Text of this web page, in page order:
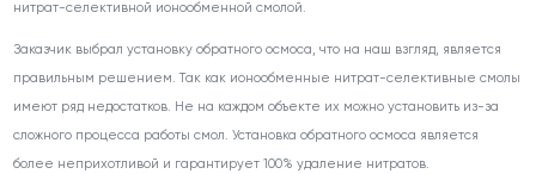
нитрат-селективной ионообменной смолой.
Заказчик выбрал установку обратного осмоса, что на наш взгляд, является
правильным решением. Так как ионообменные нитрат-селективные смолы
имеют ряд недостатков. Не на каждом объекте их можно установить из-за
сложного процесса работы смол. Установка обратного осмоса является
более неприхотливой и гарантирует 100% удаление нитратов.